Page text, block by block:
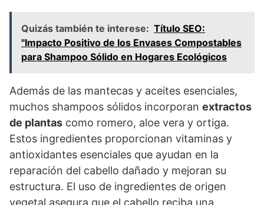
Quizás también te interese: Título SEO:
"Impacto Positivo de los Envases Compostables
para Shampoo Sólido en Hogares Ecológicos
Además de las mantecas y aceites esenciales,
muchos shampoos sólidos incorporan extractos
de plantas como romero, aloe vera y ortiga.
Estos ingredientes proporcionan vitaminas y
antioxidantes esenciales que ayudan en la
reparación del cabello dañado y mejoran su
estructura. El uso de ingredientes de origen
vegetal asegura que el cabello reciba una